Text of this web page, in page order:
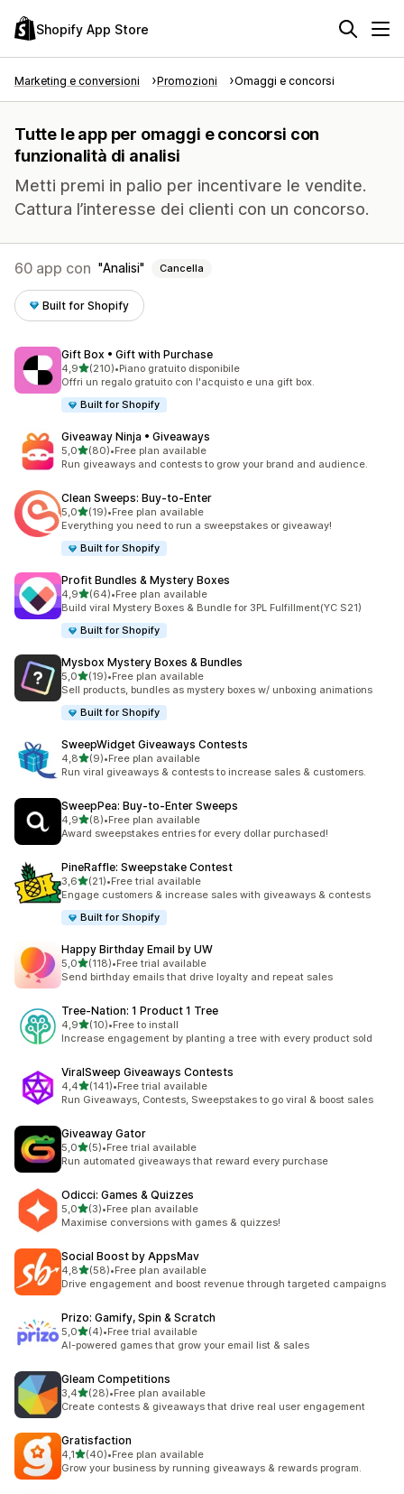
Shopify App Store
Marketing e conversioni Promozioni Omaggi e concorsi
Tutte le app per omaggi e concorsi con
funzionalità di analisi
Metti premi in palio per incentivare le vendite.
Cattura l’interesse dei clienti con un concorso.
60 app con Analisi Cancella
Built for Shopify
Gift Box • Gift with Purchase
4,9stelle su 5
(210)
210 recensioni totali
•Piano gratuito disponibile
Offri un regalo gratuito con l'acquisto e una gift box.
Built for Shopify
Giveaway Ninja • Giveaways
5,0stelle su 5
(80)
80 recensioni totali
•Free plan available
Run giveaways and contests to grow your brand and audience.
Clean Sweeps: Buy‑to‑Enter
5,0stelle su 5
(19)
19 recensioni totali
•Free plan available
Everything you need to run a sweepstakes or giveaway!
Built for Shopify
Profit Bundles & Mystery Boxes
4,9stelle su 5
(64)
64 recensioni totali
•Free plan available
Build viral Mystery Boxes & Bundle for 3PL Fulfillment(YC S21)
Built for Shopify
Mysbox Mystery Boxes & Bundles
5,0stelle su 5
(19)
19 recensioni totali
•Free plan available
Sell products, bundles as mystery boxes w/ unboxing animations
Built for Shopify
SweepWidget Giveaways Contests
4,8stelle su 5
(9)
9 recensioni totali
•Free plan available
Run viral giveaways & contests to increase sales & customers.
SweepPea: Buy‑to‑Enter Sweeps
4,9stelle su 5
(8)
8 recensioni totali
•Free plan available
Award sweepstakes entries for every dollar purchased!
PineRaffle: Sweepstake Contest
3,6stelle su 5
(21)
21 recensioni totali
•Free trial available
Engage customers & increase sales with giveaways & contests
Built for Shopify
Happy Birthday Email by UW
5,0stelle su 5
(118)
118 recensioni totali
•Free trial available
Send birthday emails that drive loyalty and repeat sales
Tree‑Nation: 1 Product 1 Tree
4,9stelle su 5
(10)
10 recensioni totali
•Free to install
Increase engagement by planting a tree with every product sold
ViralSweep Giveaways Contests
4,4stelle su 5
(141)
141 recensioni totali
•Free trial available
Run Giveaways, Contests, Sweepstakes to go viral & boost sales
Giveaway Gator
5,0stelle su 5
(5)
5 recensioni totali
•Free trial available
Run automated giveaways that reward every purchase
Odicci: Games & Quizzes
5,0stelle su 5
(3)
3 recensioni totali
•Free plan available
Maximise conversions with games & quizzes!
Social Boost by AppsMav
4,8stelle su 5
(58)
58 recensioni totali
•Free plan available
Drive engagement and boost revenue through targeted campaigns
Prizo: Gamify, Spin & Scratch
5,0stelle su 5
(4)
4 recensioni totali
•Free trial available
AI-powered games that grow your email list & sales
Gleam Competitions
3,4stelle su 5
(28)
28 recensioni totali
•Free plan available
Create contests & giveaways that drive real user engagement
Gratisfaction
4,1stelle su 5
(40)
40 recensioni totali
•Free plan available
Grow your business by running giveaways & rewards program.